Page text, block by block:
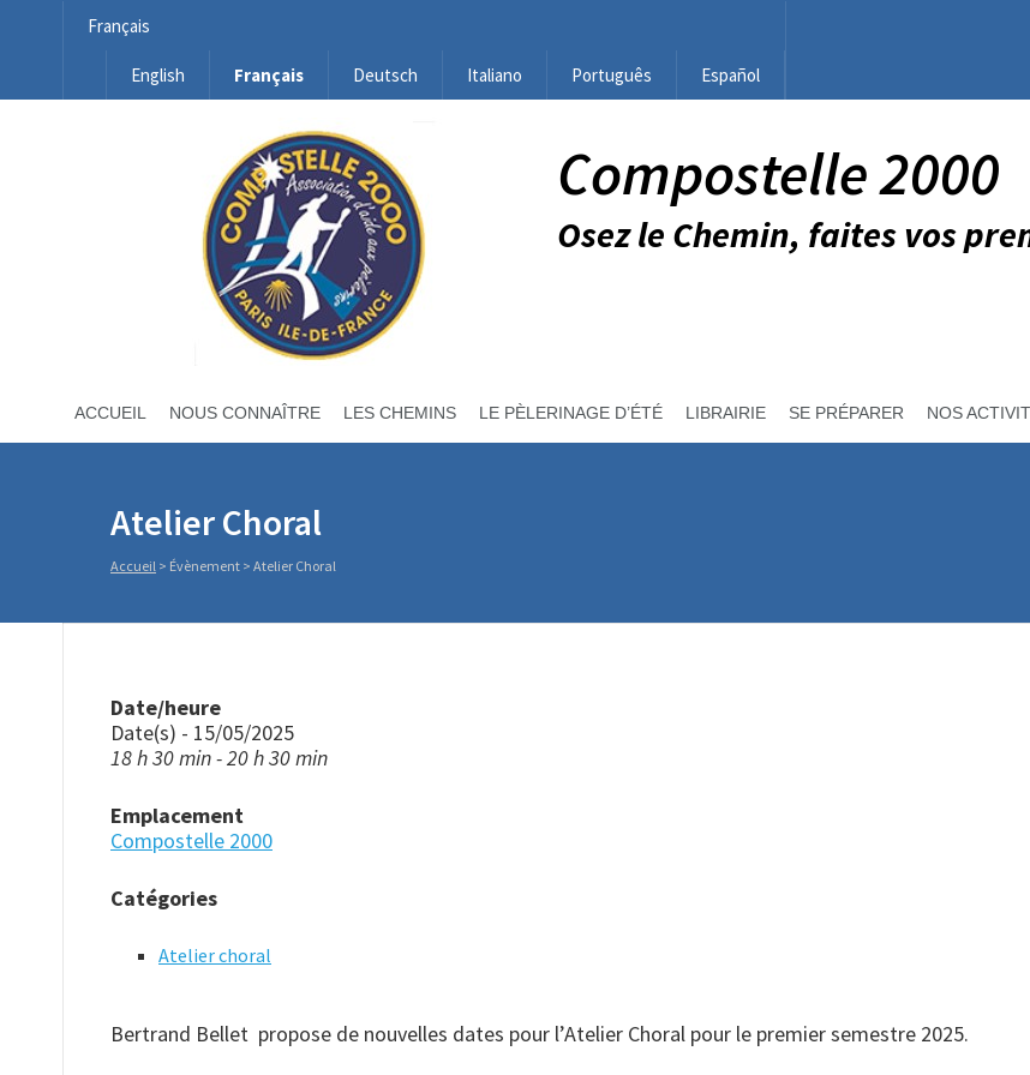
Français
English Français Deutsch Italiano Português Español
Compostelle 2000
Osez le Chemin, faites vos
ACCUEIL NOUS CONNAÎTRE LES CHEMINS LE PÈLERINAGE D’ÉTÉ LIBRAIRIE SE PRÉPARER NOS
Atelier Choral
Accueil > Évènement > Atelier Choral
Date/heure
Date(s) - 15/05/2025
18 h 30 min - 20 h 30 min
Emplacement
Compostelle 2000
Catégories
Atelier choral
Bertrand Bellet propose de nouvelles dates pour l’Atelier Choral pour le premier semestre 2025.